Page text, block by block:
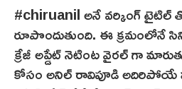
#chiruanil అనే వర్కింగ్
రూపొందుతుంది. ఈ క్రమంలోనే
క్రేజీ అప్డేట్ నెటింట‌ వైరల్ గా
కోసం అనిల్ రావిపూడి అదిరిపోయే